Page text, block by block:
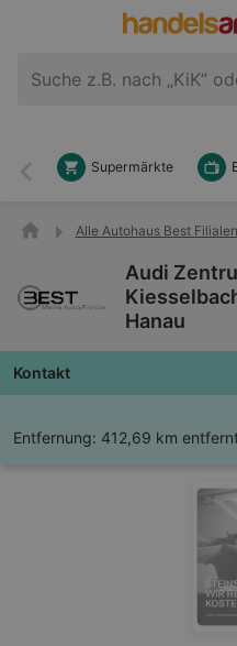
Zurück
Supermärkte
Alle Autohaus Best
Audi
Hanau
Kontakt
Entfernung: 412,69 km